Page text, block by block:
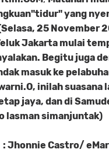
yang
25 November
Jakarta mulai
Begitu juga
masuk ke
inilah suasana
jaya, dan di
lasman simanjuntak)
Jhonnie Castro/